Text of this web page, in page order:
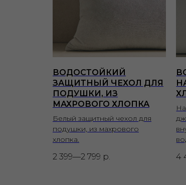
ВОДОСТОЙКИЙ
ЗАЩИТНЫЙ ЧЕХОЛ ДЛЯ
ПОДУШКИ, ИЗ
МАХРОВОГО ХЛОПКА
Белый защитный чехол для
подушки, из махрового
хлопка.
2 399—2 799 р. 4